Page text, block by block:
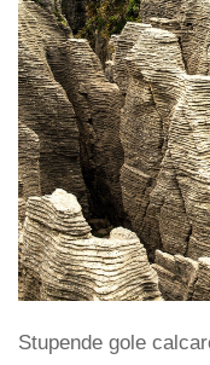
Stupende gole